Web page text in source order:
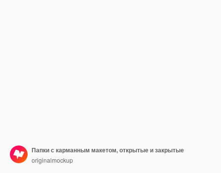
Папки с карманным макетом, открытые и закрытые
originalmockup